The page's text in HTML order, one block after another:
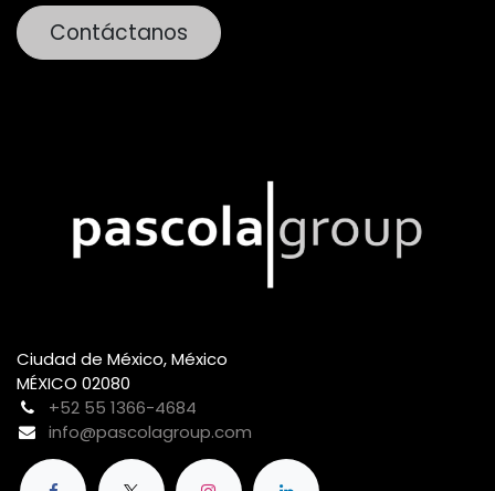
Contáctanos
Ciudad de México, México
MÉXICO 02080
+52 55 1366-4684
info@pascolagroup.com